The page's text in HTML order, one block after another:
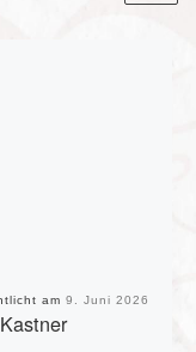
am 9. Juni 2026